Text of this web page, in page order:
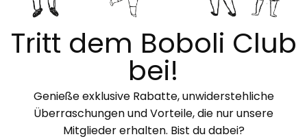
Tritt dem Boboli Club
bei!
Genieße exklusive Rabatte, unwiderstehliche
Überraschungen und Vorteile, die nur unsere
Mitglieder erhalten. Bist du dabei?